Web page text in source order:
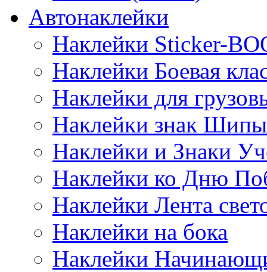
Автонаклейки
Наклейки Sticker-
Наклейки Боевая
Наклейки для
Наклейки знак Шипы
Наклейки и Знаки
Наклейки ко Дню
Наклейки Лента
Наклейки на бока
Наклейки